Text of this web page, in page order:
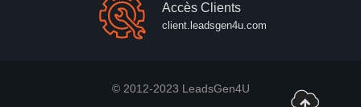
Accès Clients
client.leadsgen4u.com
© 2012-2023 LeadsGen4U